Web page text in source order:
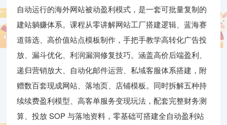
自动运行的海外网站被动盈利模式，是一套可批量复制的
建站躺赚体系。课程从零讲解网站工厂搭建逻辑、蓝海赛
道筛选、高价值站点模板制作，手把手教学高转化广告投
放、漏斗优化、利润漏洞修复技巧。涵盖高价后端盈利、
递归营销放大、自动化邮件运营、私域客服体系搭建，附
赠数百套现成网站、落地页、店铺模板。同时拆解五种持
续续费盈利模型、高客单服务变现玩法，配套完整财务测
算、投放 SOP 与落地资料，零基础可搭建全自动盈利站